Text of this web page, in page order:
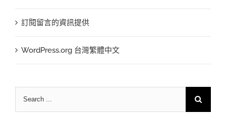
訂閱留言的資訊提供
WordPress.org 台灣繁體中文
Search
for: